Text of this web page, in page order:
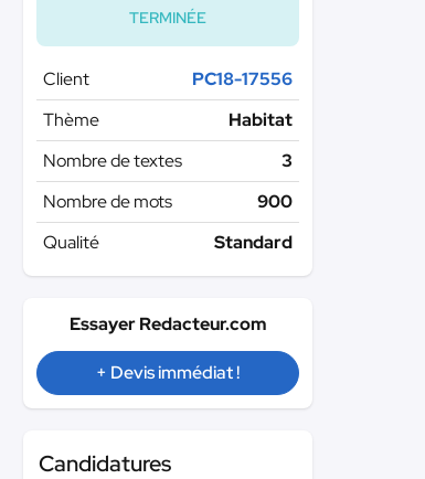
TERMINÉE
Client
PC18-17556
Thème
Habitat
Nombre de textes
3
Nombre de mots
900
Qualité
Standard
Essayer Redacteur.com
+ Devis immédiat !
Candidatures